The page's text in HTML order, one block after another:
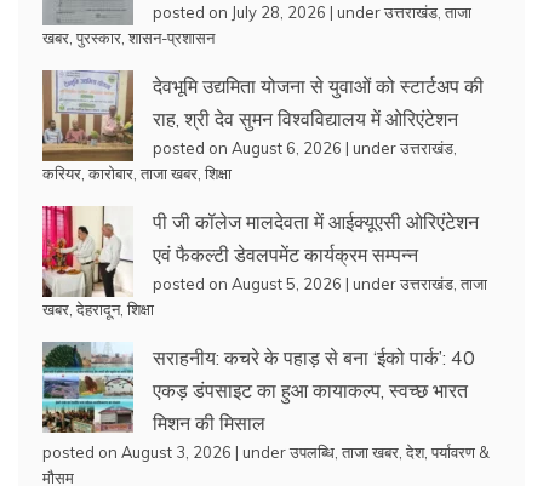
posted on July 28, 2026 | underउत्तराखंड ताजा
खबर पुरस्कार शासन-प्रशासन
देवभूमि उद्यमिता योजना से युवाओं को स्टार्टअप की
राह, श्री देव सुमन विश्वविद्यालय में ओरिएंटेशन
posted on August 6, 2026 | underउत्तराखंड
करियर कारोबार ताजा खबर शिक्षा
पी जी कॉलेज मालदेवता में आईक्यूएसी ओरिएंटेशन
एवं फैकल्टी डेवलपमेंट कार्यक्रम सम्पन्न
posted on August 5, 2026 | underउत्तराखंड ताजा
खबर देहरादून, शिक्षा
सराहनीय: कचरे के पहाड़ से बना ‘ईको पार्क’: 40
एकड़ डंपसाइट का हुआ कायाकल्प, स्वच्छ भारत
मिशन की मिसाल
posted on August 3, 2026 | underउपलब्धि ताजा खबर देश, पर्यावरण &
मौसम